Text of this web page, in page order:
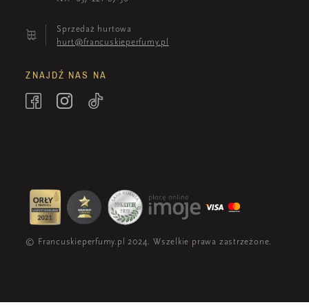
Sprzedaż hurtowa
hurt@francuskieperfumy.pl
ZNAJDŹ NAS NA
© Francuskieperfumy.pl 2024. Wszelkie prawa zastrzeżone.